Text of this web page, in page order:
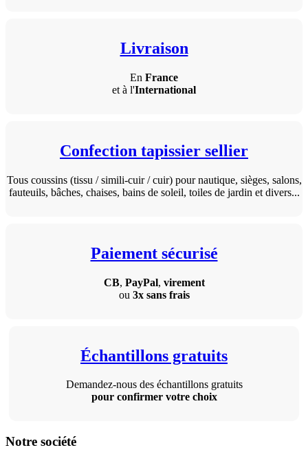
Livraison
En France
et à l'International
Confection tapissier sellier
Tous coussins (tissu / simili-cuir / cuir) pour nautique, sièges, salons,
fauteuils, bâches, chaises, bains de soleil, toiles de jardin et divers...
Paiement sécurisé
CB, PayPal, virement
ou 3x sans frais
Échantillons gratuits
Demandez-nous des échantillons gratuits
pour confirmer votre choix
Notre société